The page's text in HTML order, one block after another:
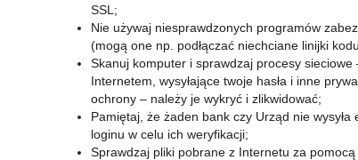
SSL;
Nie używaj niesprawdzonych programów
(mogą one np. podłączać niechciane linijki
Skanuj komputer i sprawdzaj procesy sieciowe
Internetem, wysyłające twoje hasła i inne
ochrony – należy je wykryć i zlikwidować;
Pamiętaj, że żaden bank czy Urząd nie
loginu w celu ich weryfikacji;
Sprawdzaj pliki pobrane z Internetu za